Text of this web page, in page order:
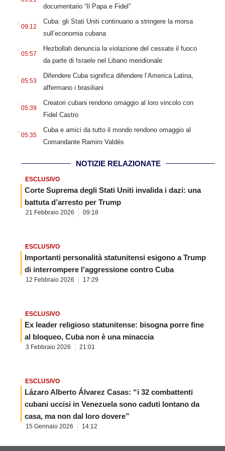
documentario “Il Papa e Fidel”
09:12
Cuba: gli Stati Uniti continuano a stringere la morsa
sull’economia cubana
05:57
Hezbollah denuncia la violazione del cessate il fuoco
da parte di Israele nel Libano meridionale
05:53
Difendere Cuba significa difendere l’America Latina,
affermano i brasiliani
05:39
Creatori cubani rendono omaggio al loro vincolo con
Fidel Castro
05:35
Cuba e amici da tutto il mondo rendono omaggio al
Comandante Ramiro Valdés
NOTIZIE RELAZIONATE
ESCLUSIVO
Corte Suprema degli Stati Uniti invalida i dazi: una
battuta d’arresto per Trump
21 Febbraio 2026 09:18
ESCLUSIVO
Importanti personalità statunitensi esigono a Trump
di interrompere l’aggressione contro Cuba
12 Febbraio 2026 17:29
ESCLUSIVO
Ex leader religioso statunitense: bisogna porre fine
al bloqueo, Cuba non è una minaccia
3 Febbraio 2026 21:01
ESCLUSIVO
Lázaro Alberto Álvarez Casas: “i 32 combattenti
cubani uccisi in Venezuela sono caduti lontano da
casa, ma non dal loro dovere”
15 Gennaio 2026 14:12